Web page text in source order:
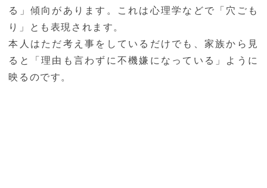
る」傾向があります。これは心理学などで「穴ごも
り」とも表現されます。
本人はただ考え事をしているだけでも、家族から見
ると「理由も言わずに不機嫌になっている」ように
映るのです。